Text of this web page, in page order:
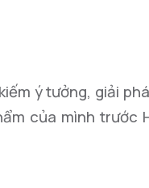
ý tưởng, giải
của mình trước